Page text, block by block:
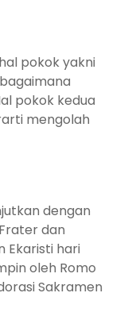
pokok yakni
pokok kedua
mengolah
dengan
dan
Ekaristi hari
oleh Romo
Sakramen